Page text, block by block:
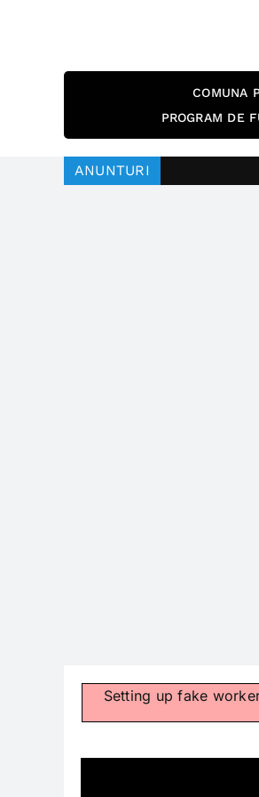
COMUNA
PROGRAM DE
ANUNTURI
Setting up fake